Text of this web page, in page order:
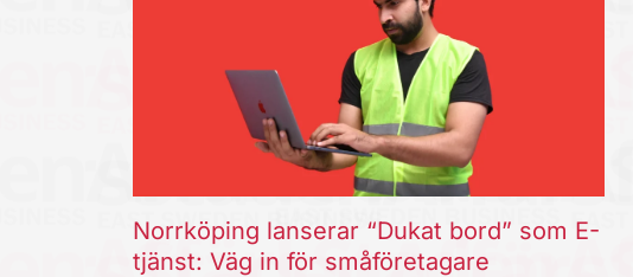
Norrköping lanserar “Dukat bord” som E-
tjänst: Väg in för småföretagare